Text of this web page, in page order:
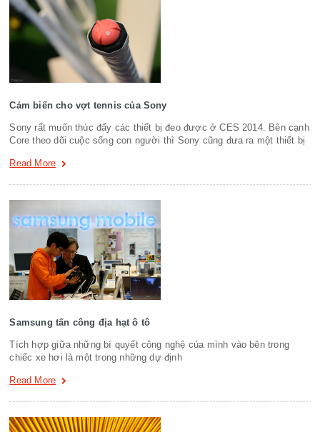
Cảm biến cho vợt tennis của Sony
Sony rất muốn thúc đẩy các thiết bị đeo được ở CES 2014. Bên cạnh
Core theo dõi cuộc sống con người thì Sony cũng đưa ra một thiết bị
Read More
Samsung tấn công địa hạt ô tô
Tích hợp giữa những bí quyết công nghệ của mình vào bên trong
chiếc xe hơi là một trong những dự định
Read More